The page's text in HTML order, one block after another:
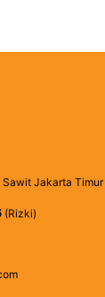
Sawit Jakarta Timur
(Rizki)